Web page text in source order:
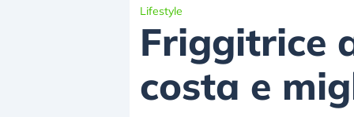
Lifestyle
Friggitrice
costa e